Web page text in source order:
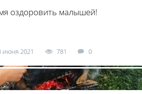
оздоровить малышей!
июня 2021 781 0